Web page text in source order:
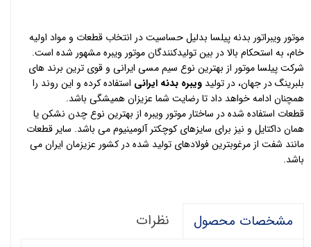
موتور ویبراتور بدنه پیلسا بدلیل حساسیت در انتخاب قطعات و مواد اولیه
خام، به استحکام بالا در بین تولیدکنندگان موتور ویبره مشهور شده است.
شرکت پیلسا موتور از بهترین نوع سیم مسی ایرانی و قوی ترین برند های
بلبرینگ در جهان، در تولید ویبره بدنه ایرانی استفاده کرده و این روند را
همچنان ادامه خواهد داد تا رضایت شما عزیزان همیشگی باشد.
قطعات استفاده شده در ساختار موتور ویبره از بهترین نوع چدن نشکن یا
همان داکتایل و نیز برای سایزهای کوچکتر آلومینیوم می باشد. سایر قطعات
مانند شفت از مرغوبترین فولادهای تولید شده در کشور عزیزمان ایران می
باشد.
مشخصات محصول نظرات